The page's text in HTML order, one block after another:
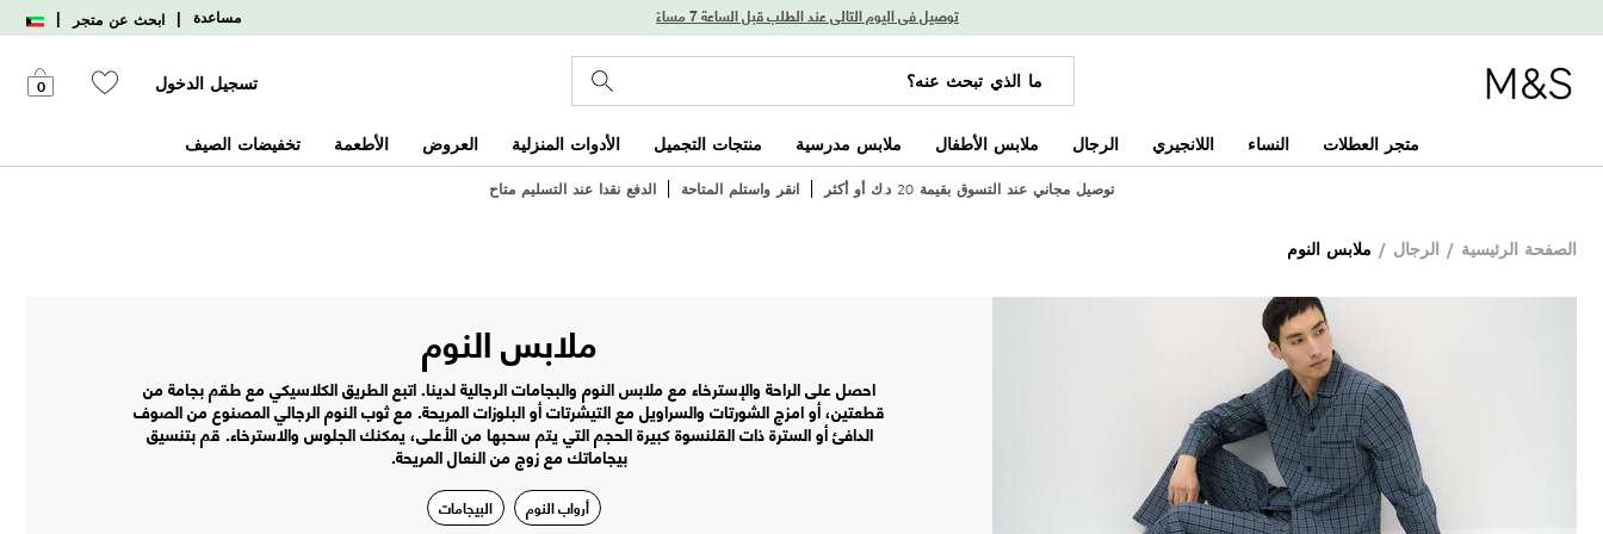
توصيل في اليوم التالي عند الطلب قبل الساعة 7 مساءً مساعدة | ابحث عن متجر |
تسجيل الدخول 0
متجر العطلات النساء اللانجيري الرجال ملابس الأطفال ملابس مدرسية منتجات التجميل الأدوات المنزلية العروض الأطعمة تخفيضات الصيف
توصيل مجاني عند التسوق بقيمة 20 د.ك أو أكثر انقر واستلم المتاحة الدفع نقدا عند التسليم متاح
الصفحة الرئيسية / الرجال / ملابس النوم
ملابس النوم
احصل على الراحة والإسترخاء مع ملابس النوم والبجامات الرجالية لدينا. اتبع الطريق الكلاسيكي مع طقم بجامة من
قطعتين، أو امزج الشورتات والسراويل مع التيشرتات أو البلوزات المريحة. مع ثوب النوم الرجالي المصنوع من الصوف
الدافئ أو السترة ذات القلنسوة كبيرة الحجم التي يتم سحبها من الأعلى، يمكنك الجلوس والاسترخاء. قم بتنسيق
بيجاماتك مع زوج من النعال المريحة.
البيجامات أرواب النوم